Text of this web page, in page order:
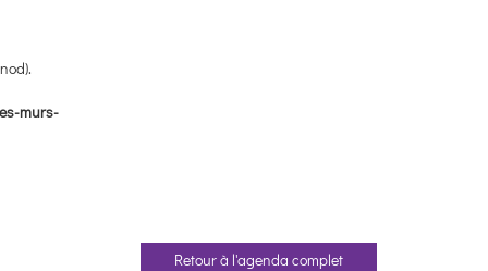
murs-
Retour à l'agenda complet